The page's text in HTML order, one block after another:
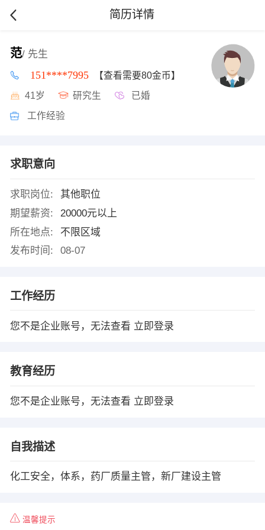
简历详情
范/ 先生
151****7995 【查看需要80金币】
41岁 研究生 已婚
工作经验
求职意向
求职岗位:
其他职位
期望薪资:
20000元以上
所在地点:
不限区域
发布时间:
08-07
工作经历
您不是企业账号，无法查看 立即登录
教育经历
您不是企业账号，无法查看 立即登录
自我描述
化工安全，体系，药厂质量主管，新厂建设主管
温馨提示